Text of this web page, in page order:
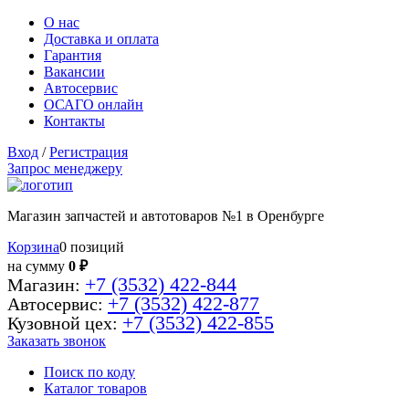
О нас
Доставка и оплата
Гарантия
Вакансии
Автосервис
ОСАГО онлайн
Контакты
Вход / Регистрация
Запрос менеджеру
Магазин запчастей и автотоваров №1 в Оренбурге
Корзина0 позиций
на сумму 0 ₽
Магазин: +7 (3532) 422-844
Автосервис: +7 (3532) 422-877
Кузовной цех: +7 (3532) 422-855
Заказать звонок
Поиск по коду
Каталог товаров